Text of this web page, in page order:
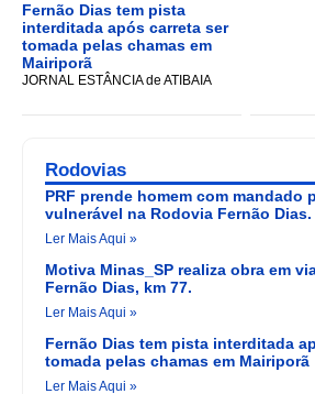
Fernão Dias tem pista
interditada após carreta ser
tomada pelas chamas em
Mairiporã
JORNAL ESTÂNCIA de ATIBAIA
Rodovias
PRF prende homem com mandado
vulnerável na Rodovia Fernão Dias.
Ler Mais Aqui »
Motiva Minas_SP realiza obra em
Fernão Dias, km 77.
Ler Mais Aqui »
Fernão Dias tem pista interditada
tomada pelas chamas em Mairiporã
Ler Mais Aqui »